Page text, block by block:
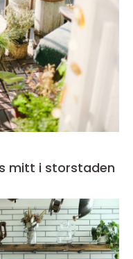
mitt i storstaden